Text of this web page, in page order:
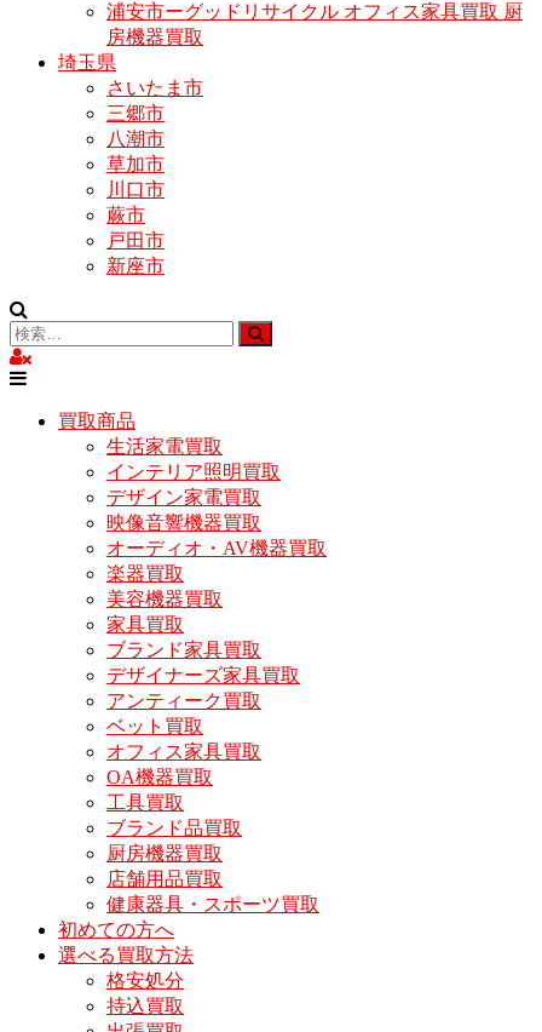
浦安市ーグッドリサイクル オフィス家具買取 厨
房機器買取
埼玉県
さいたま市
三郷市
八潮市
草加市
川口市
蕨市
戸田市
新座市
買取商品
生活家電買取
インテリア照明買取
デザイン家電買取
映像音響機器買取
オーディオ・AV機器買取
楽器買取
美容機器買取
家具買取
ブランド家具買取
デザイナーズ家具買取
アンティーク買取
ベット買取
オフィス家具買取
OA機器買取
工具買取
ブランド品買取
厨房機器買取
店舗用品買取
健康器具・スポーツ買取
初めての方へ
選べる買取方法
格安処分
持込買取